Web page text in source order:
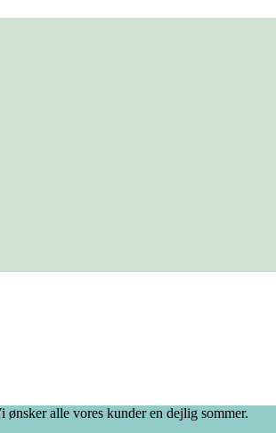
alle vores kunder en dejlig sommer.